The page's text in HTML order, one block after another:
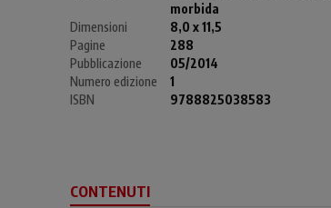
morbida
Dimensioni
8,0 x 11,5
Pagine
288
Pubblicazione
05/2014
Numero edizione
1
ISBN
9788825038583
CONTENUTI